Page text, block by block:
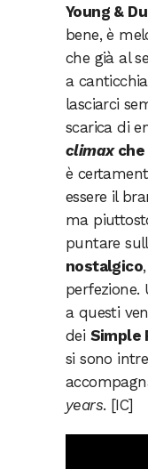
Young &
bene, è
che già al
a
lasciarci
scarica di
climaxche
è
essere il
ma
puntare
nostalgico
perfezione.
a questi
dei Simple
si sono
years. [IC]